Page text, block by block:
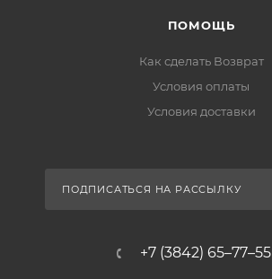
ПОМОЩЬ
Как сделать Возврат
Условия оплаты
Условия доставки
ПОДПИСАТЬСЯ НА РАССЫЛКУ
+7 (3842) 65–77–55